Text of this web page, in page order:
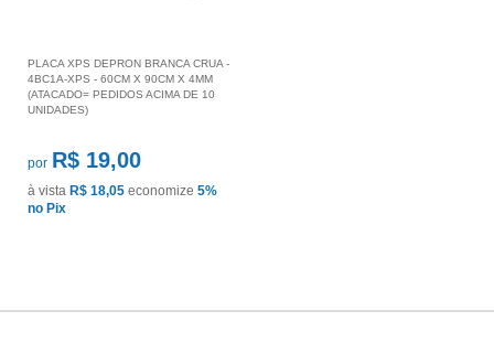
PLACA XPS DEPRON BRANCA CRUA -
4BC1A-XPS - 60CM X 90CM X 4MM
(ATACADO= PEDIDOS ACIMA DE 10
UNIDADES)
por R$ 19,00
à vista R$ 18,05 economize 5%
no Pix